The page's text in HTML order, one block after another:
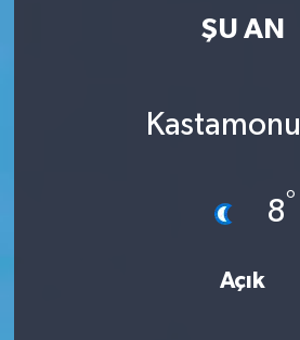
ŞU AN
Kastamonu
8°
Açık
Son Dakika Haberleri